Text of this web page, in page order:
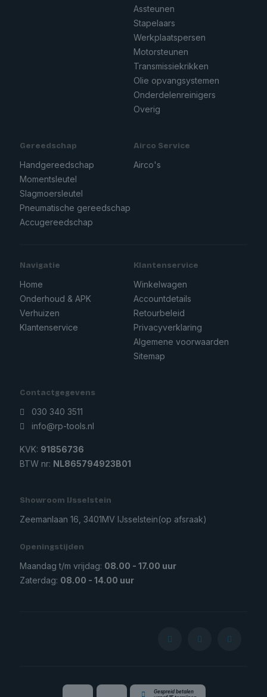
Assteunen
Stapelaars
Werkplaatspersen
Motorsteunen
Transmissiekrikken
Olie opvangsystemen
Onderdelenreinigers
Overig
Gereedschap
Handgereedschap
Momentsleutel
Slagmoersleutel
Pneumatische gereedschap
Accugereedschap
Airco Service
Airco's
Navigatie
Home
Onderhoud & APK
Verhuizen
Klantenservice
Klantenservice
Winkelwagen
Accountdetails
Retourbeleid
Privacyverklaring
Algemene voorwaarden
Sitemap
Contactgegevens
030 340 3511
info@rp-tools.nl
KVK: 91856736
BTW nr: NL865794923B01
Showroom IJsselstein
Zeemanlaan 16, 3401MV IJsselstein(op afsraak)
Openingstijden
Maandag t/m vrijdag: 08.00 - 17.00 uur
Zaterdag: 08.00 - 14.00 uur
Gespreid betalen